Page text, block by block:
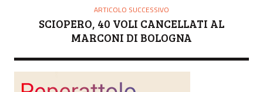
ARTICOLO SUCCESSIVO
SCIOPERO, 40 VOLI CANCELLATI AL
MARCONI DI BOLOGNA